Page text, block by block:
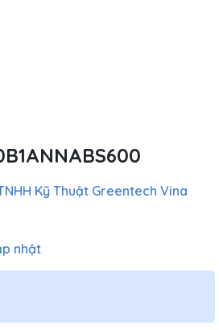
Kỹ Thuật Greentech Vina
nhật